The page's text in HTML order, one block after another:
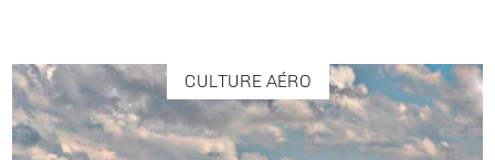
CULTURE AÉRO